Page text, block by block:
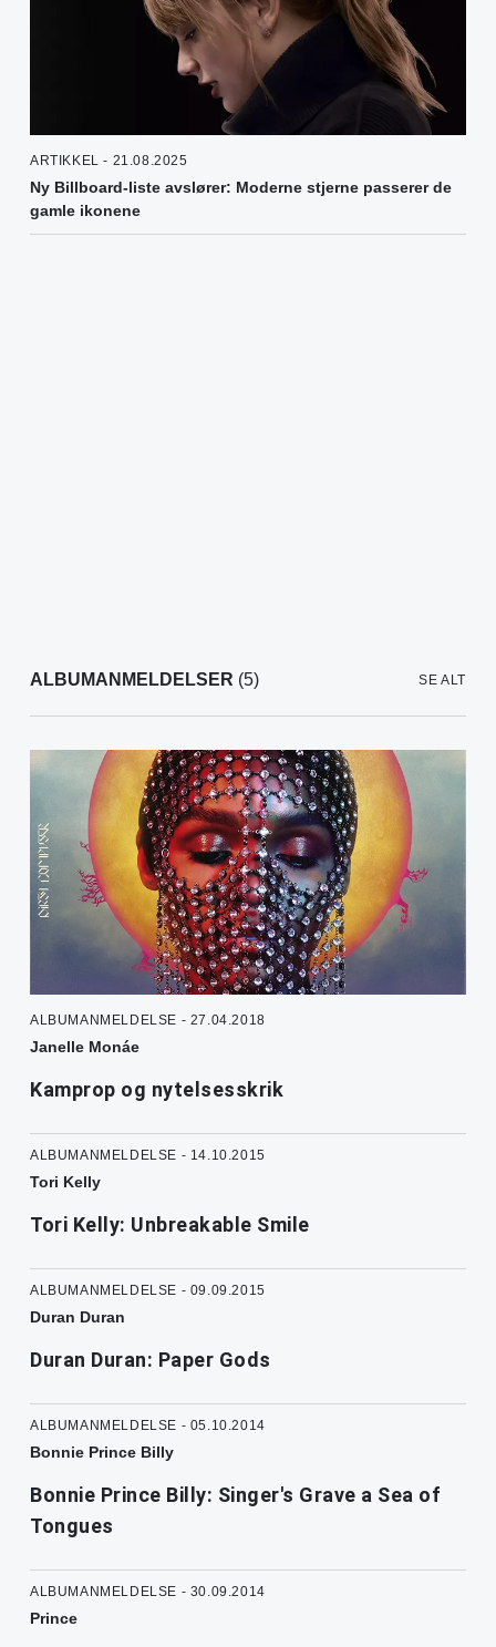
ARTIKKEL - 21.08.2025
Ny Billboard-liste avslører: Moderne stjerne passerer de
gamle ikonene
ALBUMANMELDELSER (5) SE ALT
ALBUMANMELDELSE - 27.04.2018
Janelle Monáe
Kamprop og nytelsesskrik
ALBUMANMELDELSE - 14.10.2015
Tori Kelly
Tori Kelly: Unbreakable Smile
ALBUMANMELDELSE - 09.09.2015
Duran Duran
Duran Duran: Paper Gods
ALBUMANMELDELSE - 05.10.2014
Bonnie Prince Billy
Bonnie Prince Billy: Singer's Grave a Sea of
Tongues
ALBUMANMELDELSE - 30.09.2014
Prince